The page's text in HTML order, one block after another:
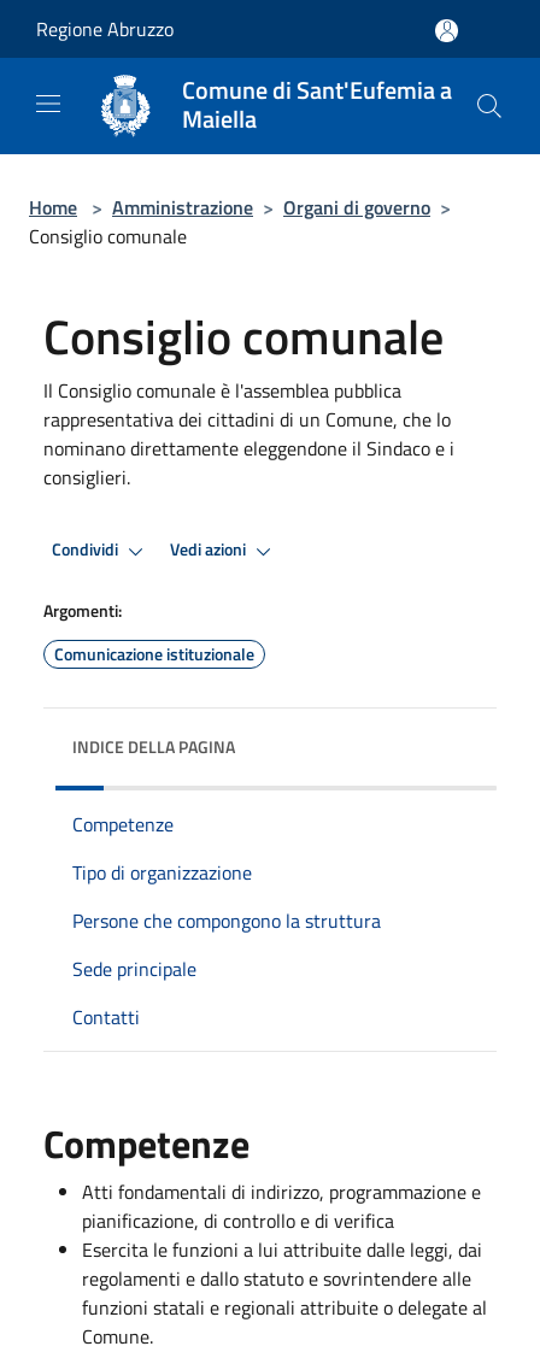
Regione Abruzzo
Comune di Sant'Eufemia a
Maiella
Home > Amministrazione > Organi di governo >
Consiglio comunale
Consiglio comunale
Il Consiglio comunale è l'assemblea pubblica
rappresentativa dei cittadini di un Comune, che lo
nominano direttamente eleggendone il Sindaco e i
consiglieri.
Condividi Vedi azioni
Argomenti:
Comunicazione istituzionale
INDICE DELLA PAGINA
Competenze
Tipo di organizzazione
Persone che compongono la struttura
Sede principale
Contatti
Competenze
Atti fondamentali di indirizzo, programmazione e
pianificazione, di controllo e di verifica
Esercita le funzioni a lui attribuite dalle leggi, dai
regolamenti e dallo statuto e sovrintendere alle
funzioni statali e regionali attribuite o delegate al
Comune.